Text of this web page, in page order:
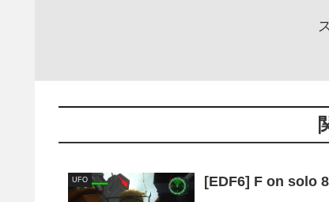
UFO [EDF6] F on solo